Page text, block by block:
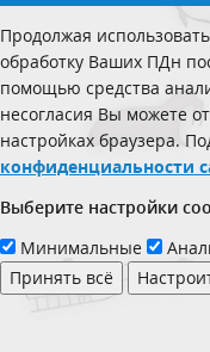
Продолжая
обработку Ваших ПДн
помощью средства
несогласия Вы можете
настройках браузера.
конфиденциальности
Выберите настройки
Минимальные
Принять всё